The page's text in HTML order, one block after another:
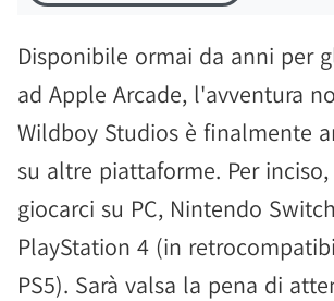
Disponibile ormai da anni per
ad Apple Arcade, l'avventura
Wildboy Studios è finalmente
su altre piattaforme. Per
giocarci su PC, Nintendo
PlayStation 4 (in
PS5). Sarà valsa la pena di